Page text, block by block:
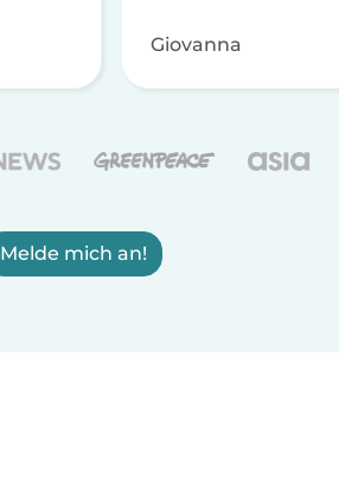
Giovanna
Melde mich an!